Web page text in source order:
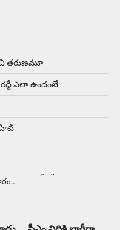
తరుణమూ
ఎలా ఉందంటే
హిట్‌
సామాన్యుడి నుండి
అందరికీ గుర్తొచ్చే మొదటి పని
సీఎం నిధికి భారీగా
భిక్షాటన చేస్తున్నా… చేతికి వచ్చిన
సమాజం కోసం ఖర్చు